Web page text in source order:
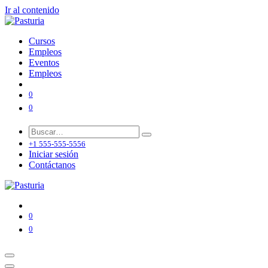
Ir al contenido
Cursos
Empleos
Eventos
Empleos
0
0
+1 555-555-5556
Iniciar sesión
Contáctanos
0
0